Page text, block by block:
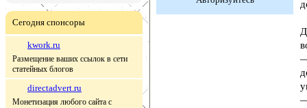
Сегодня спонсоры
kwork.ru
Размещение ваших ссылок в сети
статейных блогов
directadvert.ru
Монетизация любого сайта с